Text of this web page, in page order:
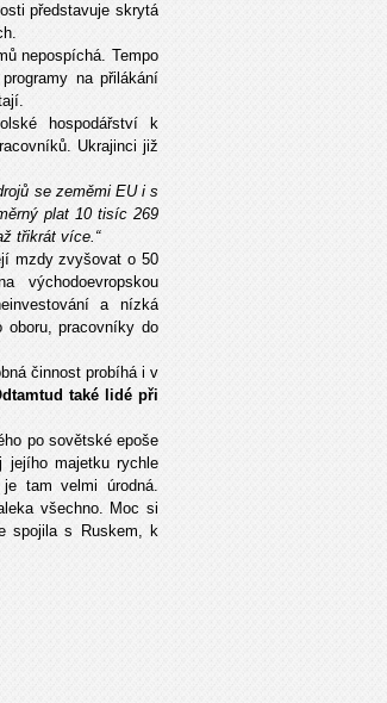
představuje skrytá
nepospíchá. Tempo
na přilákání
hospodářství k
Ukrajinci již
se zeměmi EU i s
plat 10 tisíc 269
třikrát více.“
mzdy zvyšovat o 50
a nízká
oboru, pracovníky do
činnost probíhá i v
také lidé při
po sovětské epoše
majetku rychle
tam velmi úrodná.
všechno. Moc si
spojila s Ruskem, k